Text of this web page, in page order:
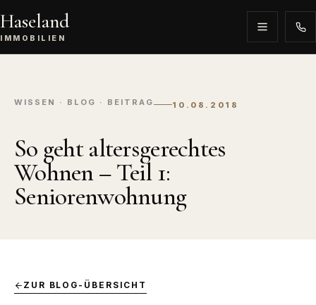
Haseland
IMMOBILIEN
WISSEN · BLOG · BEITRAG 10.08.2018
So geht altersgerechtes
Wohnen – Teil 1:
Seniorenwohnung
ZUR BLOG-ÜBERSICHT